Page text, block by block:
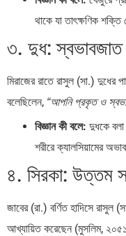
থাকে যা তাৎক্ষণিক
৩. দুধ: স্বভাবজাত
মিরাজের রাতে রাসুল (সা.) দুধের
বলেছিলেন, “আপনি প্রকৃত ও
বিজ্ঞান কী বলে: দুধকে
শরীরে ক্যালসিয়ামের
৪. সিরকা: উত্তম
জাবের (রা.) বর্ণিত হাদিসে রাসুল
আখ্যায়িত করেছেন (মুসলিম,